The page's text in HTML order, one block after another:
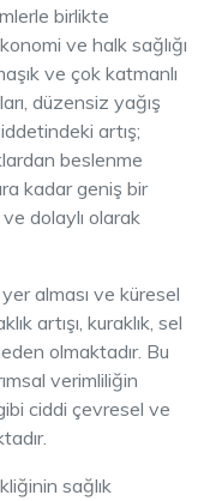
birlikte
ve halk sağlığı
ve çok katmanlı
düzensiz yağış
artış;
beslenme
kadar geniş bir
dolaylı olarak
alması ve küresel
artışı, kuraklık, sel
olmaktadır. Bu
verimliliğin
ciddi çevresel ve
sağlık